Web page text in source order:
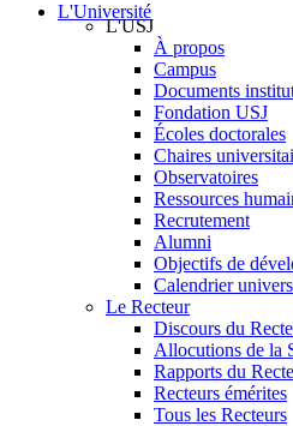
L'Université
L'USJ
À propos
Campus
Documents
Fondation USJ
Écoles doctorales
Chaires
Observatoires
Ressources
Recrutement
Alumni
Objectifs de
Calendrier
Le Recteur
Discours du
Allocutions de la
Rapports du
Recteurs émérites
Tous les Recteurs